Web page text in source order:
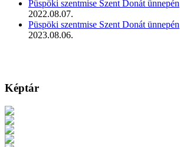
Püspöki szentmise Szent Donát ünnepén
2022.08.07.
Püspöki szentmise Szent Donát ünnepén
2023.08.06.
Képtár